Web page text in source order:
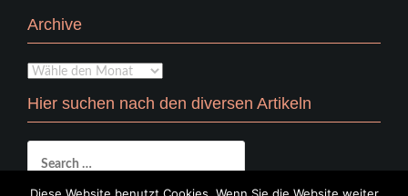
Archive
Archive
Hier suchen nach den diversen Artikeln
for: